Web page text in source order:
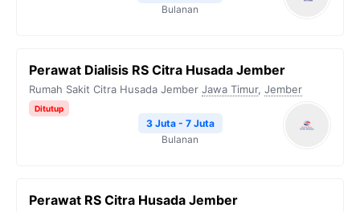
Bulanan
Perawat Dialisis RS Citra Husada Jember
Rumah Sakit Citra Husada Jember Jawa Timur, Jember
Ditutup
3 Juta - 7 Juta
Bulanan
Perawat RS Citra Husada Jember